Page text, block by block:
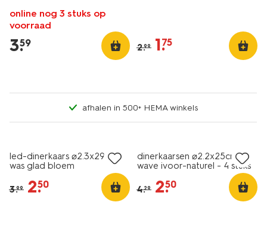
online nog 3 stuks op
voorraad
3.
59 2.99 1.
75
afhalen in 500+ HEMA winkels
led-dinerkaars ⌀2.3x29cm
was glad bloem
3.99 2.
50
vegan
dinerkaarsen ⌀2.2x25cm
wave ivoor-naturel - 4 stuks
4.29 2.
50